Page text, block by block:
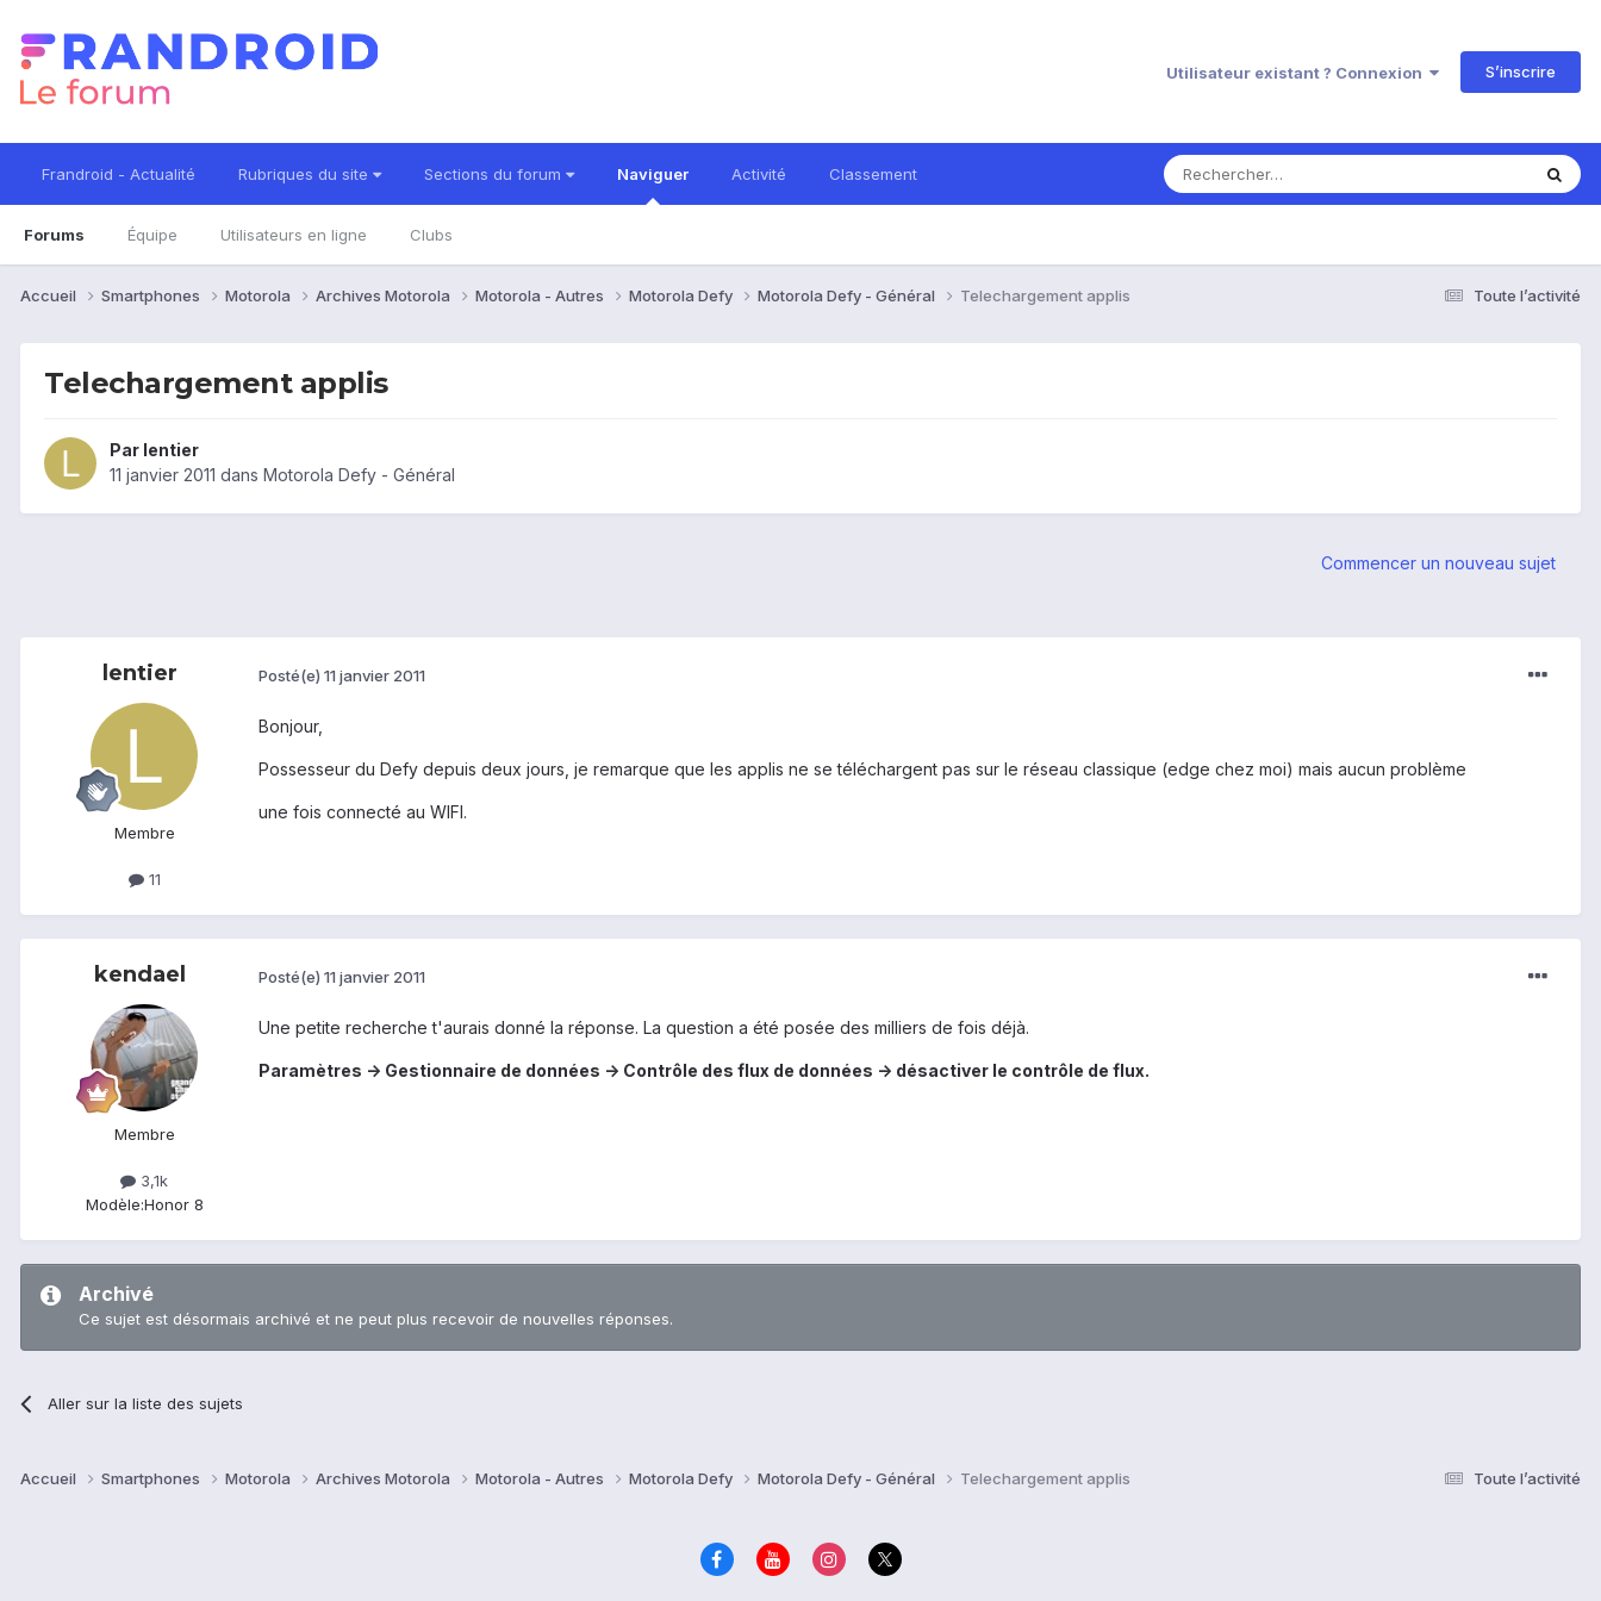
Utilisateur existant ? Connexion S’inscrire
Frandroid - Actualité Rubriques du site Sections du forum Naviguer
Forums Équipe Utilisateurs en ligne Clubs
Activité Classement
Toute l’activité
Accueil Smartphones Motorola Archives Motorola Motorola - Autres Motorola Defy Motorola Defy - Général Telechargement applis
Telechargement applis
Par lentier
11 janvier 2011 dans Motorola Defy - Général
Commencer un nouveau sujet
lentier
Membre
11
Posté(e) 11 janvier 2011
Bonjour,
Possesseur du Defy depuis deux jours, je remarque que les applis ne se téléchargent pas sur le réseau classique (edge chez moi) mais aucun problème
une fois connecté au WIFI.
kendael
Membre
3,1k
Modèle:Honor 8
Posté(e) 11 janvier 2011
Une petite recherche t'aurais donné la réponse. La question a été posée des milliers de fois déjà.
Paramètres -> Gestionnaire de données -> Contrôle des flux de données -> désactiver le contrôle de flux.
Archivé
Ce sujet est désormais archivé et ne peut plus recevoir de nouvelles réponses.
Aller sur la liste des sujets
Toute l’activité
Accueil Smartphones Motorola Archives Motorola Motorola - Autres Motorola Defy Motorola Defy - Général Telechargement applis